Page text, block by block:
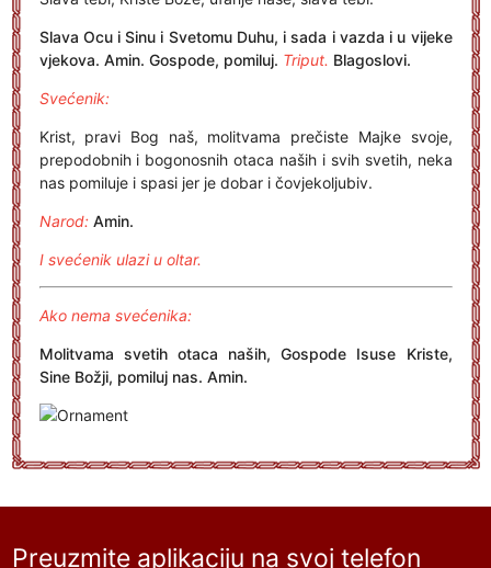
Slava Ocu i Sinu i Svetomu Duhu, i sada i vazda i u vijeke
vjekova. Amin. Gospode, pomiluj. Triput. Blagoslovi.
Svećenik:
Krist, pravi Bog naš, molitvama prečiste Majke svoje,
prepodobnih i bogonosnih otaca naših i svih svetih, neka
nas pomiluje i spasi jer je dobar i čovjekoljubiv.
Narod: Amin.
I svećenik ulazi u oltar.
Ako nema svećenika:
Molitvama svetih otaca naših, Gospode Isuse Kriste,
Sine Božji, pomiluj nas. Amin.
Preuzmite aplikaciju na svoj telefon